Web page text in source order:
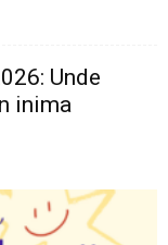
Unde
inima